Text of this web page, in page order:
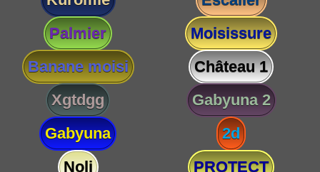
Palmier
Moisissure
Banane moisi
Château 1
Xgtdgg
Gabyuna 2
Gabyuna
2d
Noli
PROTECT